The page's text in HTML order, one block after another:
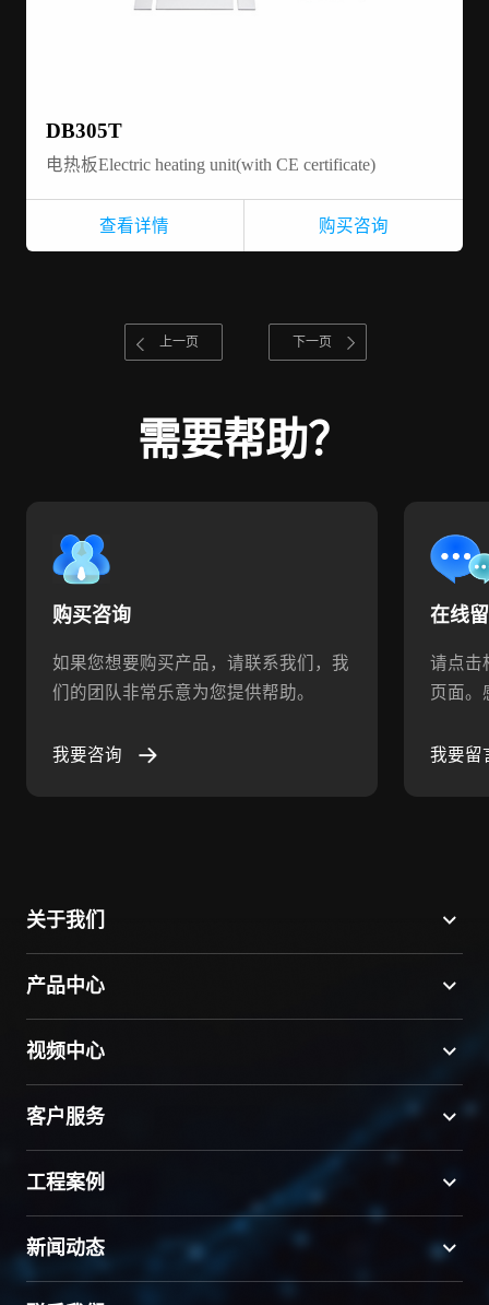
DB305T
电热板Electric heating unit(with CE certificate)
查看详情 购买咨询
上一页 下一页
需要帮助？
购买咨询
如果您想要购买产品，请联系我们，我
们的团队非常乐意为您提供帮助。
我要咨询
在线
请点击
页面。
我要留
关于我们
产品中心
视频中心
客户服务
工程案例
新闻动态